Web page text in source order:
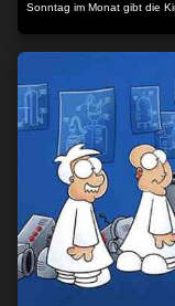
Sonntag im Monat gibt die